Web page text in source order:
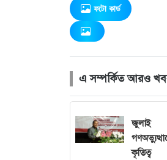
ফটো কার্ড
এ সম্পর্কিত আরও
জুলাই
কৃতিত্ব